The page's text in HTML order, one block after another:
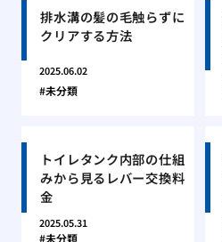
排水溝の髪の毛触らずに
クリアする方法
2025.06.02
未分類
トイレタンク内部の仕組
みから見るレバー交換料
金
2025.05.31
未分類